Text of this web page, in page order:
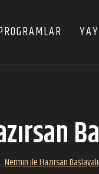
Nermin ile Hazırsan